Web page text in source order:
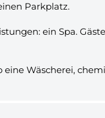
Parkplatz.
ein Spa.
Wäscherei,